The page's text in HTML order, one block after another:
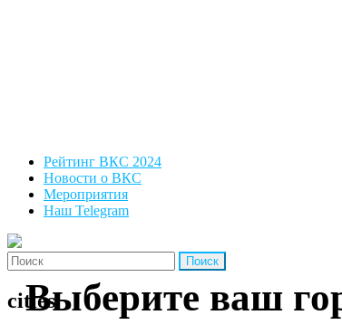
Рейтинг ВКС 2024
Новости о ВКС
Мероприятия
Наш Telegram
'Найти:
cities
Выберите ваш